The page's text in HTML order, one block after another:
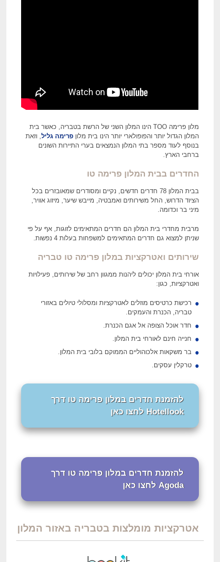
מלון פרימה TOO הינו המלון השני של הרשת בטבריה, כאשר בית
המלון הגדול יותר והפופולארי יותר הינו בית מלוןפרימה גליל, וזאת
בנוסף לעוד מספר בתי המלון הנמצאים בערי התיירות השונים
ברחבי הארץ.
החדרים בבית המלון פרימה טו
בבית המלון 78 חדרים חדשים, נקיים ומסודרים שמאובזרים בכל
הציוד הדרוש, החל משירותים ואמבטיה, מייבש שיער, מיזוג אוויר,
מיני בר וכדומה.
מרבית מחדרי בית המלון הם חדרים המתאימים לזוגות, אף על פי
שניתן למצוא גם חדרים המתאימים למשפחות בעלות 4 נפשות.
שירותים ואטרקציות במלון פרימה טו טבריה
אורחי בית המלון יכולים ליהנות ממגוון רחב של שירותים, פעילויות
ואטרקציות, כגון:
רכישת כרטיסים מוזלים לאטרקציות ומסלולי טיולים באזורי
טבריה, הכנרת והעמקים.
חדר אוכל הצופה אל אגם הכנרת.
חנייה חינם לאורחי בית המלון.
בר משקאות אלכוהוליים הממוקם בלובי בית המלון.
טרקלין עסקים.
להזמנת חדרים במלון פרימה טו דרך
Hotellook לחצו כאן
להזמנת חדרים במלון פרימה טו דרך
Agoda לחצו כאן
אטרקציות מומלצות בטבריה באזור המלון